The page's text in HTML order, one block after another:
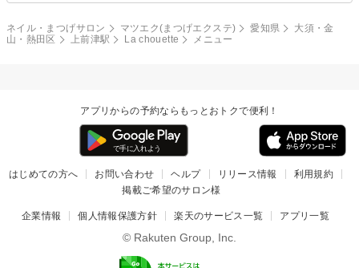
ネイル・まつげサロン マツエク(まつげエクステ) 愛知県
大須・金
山・熱田区
上前津駅 La chouette メニュー
アプリからの予約ならもっとおトクで便利！
はじめての方へ お問い合わせ ヘルプ リリース情報
利用規約
掲載ご希望のサロン様
企業情報 個人情報保護方針 楽天のサービス一覧 アプリ一覧
© Rakuten Group, Inc.